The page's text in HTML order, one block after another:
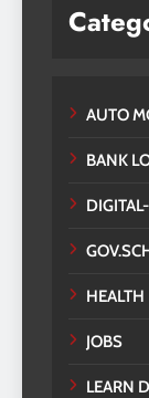
AUTO
BANK
HEALTH
JOBS
LEARN